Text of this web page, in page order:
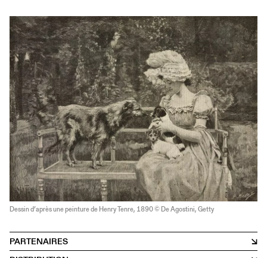
Dessin d’après une peinture de Henry Tenre, 1890 © De Agostini, Getty
PARTENAIRES